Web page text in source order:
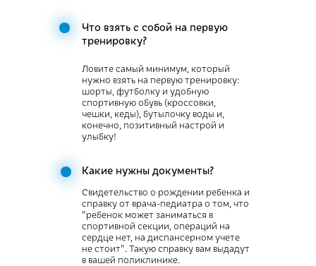
Что взять с собой на первую
тренировку?
Ловите самый минимум, который
нужно взять на первую тренировку:
шорты, футболку и удобную
спортивную обувь (кроссовки,
чешки, кеды), бутылочку воды и,
конечно, позитивный настрой и
улыбку!
Какие нужны документы?
Свидетельство о рождении ребенка и
справку от врача-педиатра о том, что
"ребенок может заниматься в
спортивной секции, операций на
сердце нет, на диспансерном учете
не стоит". Такую справку вам выдадут
в вашей поликлинике.